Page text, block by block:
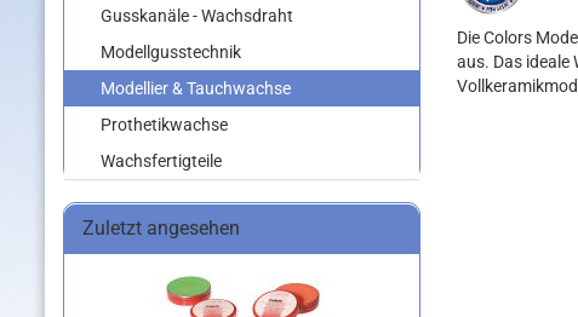
Die Colors
aus. Das ideale
Gusskanäle - Wachsdraht
Modellgusstechnik
Modellier & Tauchwachse
Prothetikwachse
Wachsfertigteile
Zuletzt angesehen